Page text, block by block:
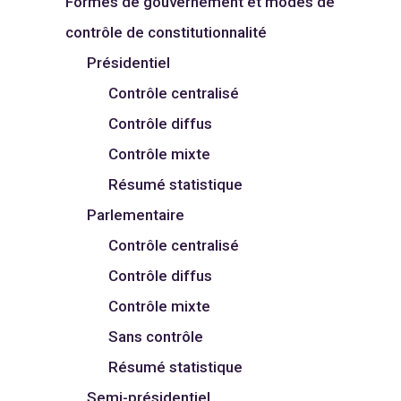
contrôle de constitutionnalité
Présidentiel
Contrôle centralisé
Contrôle diffus
Contrôle mixte
Résumé statistique
Parlementaire
Contrôle centralisé
Contrôle diffus
Contrôle mixte
Sans contrôle
Résumé statistique
Semi-présidentiel